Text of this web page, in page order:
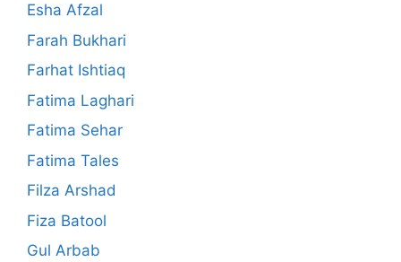
Esha Afzal
Farah Bukhari
Farhat Ishtiaq
Fatima Laghari
Fatima Sehar
Fatima Tales
Filza Arshad
Fiza Batool
Gul Arbab